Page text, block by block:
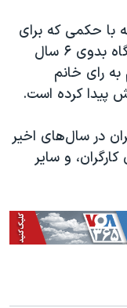
با حکمی که برای
وی صادر شده است می‌گوید حکم دادگاه بدوی ۶ سال
رای خانم
پیدا کرده است.
در سال‌های اخیر
و سایر